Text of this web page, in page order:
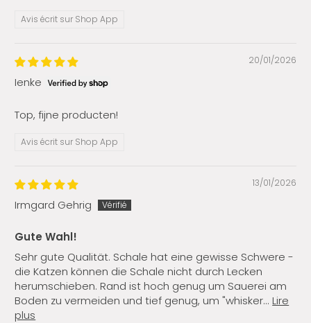
Avis écrit sur Shop App
20/01/2026
Ienke
Top, fijne producten!
Avis écrit sur Shop App
13/01/2026
Irmgard Gehrig
Gute Wahl!
Sehr gute Qualität. Schale hat eine gewisse Schwere -
die Katzen können die Schale nicht durch Lecken
herumschieben. Rand ist hoch genug um Sauerei am
Boden zu vermeiden und tief genug, um "whisker... Lire
plus